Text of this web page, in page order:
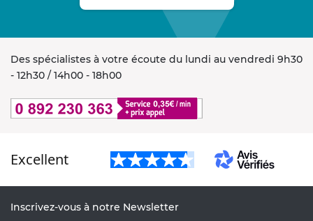
Des spécialistes à votre écoute du lundi au vendredi 9h30
- 12h30 / 14h00 - 18h00
Excellent
Inscrivez-vous à notre Newsletter